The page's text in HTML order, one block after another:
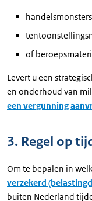
of
Levert u een
en onderhoud van
een vergunning
3. Regel op
Om te bepalen in
verzekerd
buiten Nederland